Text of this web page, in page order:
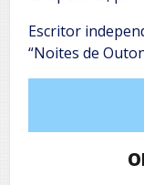
Escritor
“Noites de